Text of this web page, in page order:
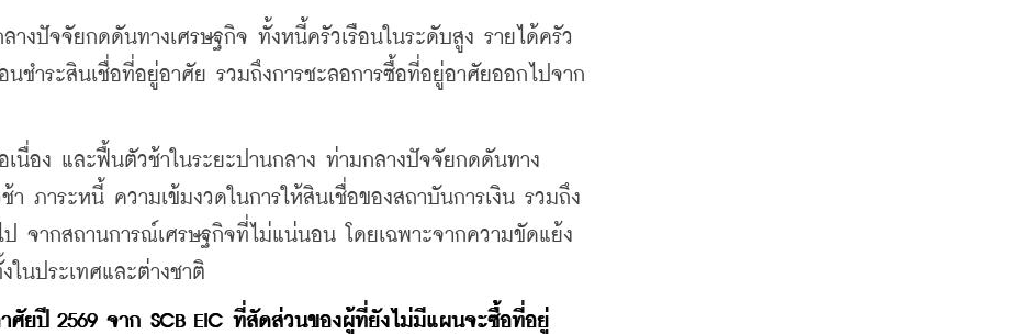
ปัจจัยกดดันทางเศรษฐกิจ ทั้งหนี้ครัวเรือนในระดับสูง รายได้ครัว
นชำระสินเชื่อที่อยู่อาศัย รวมถึงการชะลอการซื้อที่อยู่อาศัยออกไปจาก
ง และฟื้นตัวช้าในระยะปานกลาง ท่ามกลางปัจจัยกดดันทาง
ภาระหนี้ ความเข้มงวดในการให้สินเชื่อของสถาบันการเงิน รวมถึง
จากสถานการณ์เศรษฐกิจที่ไม่แน่นอน โดยเฉพาะจากความขัดแย้ง
ในประเทศและต่างชาติ
ศัยปี 2569 จาก SCB EIC ที่สัดส่วนของผู้ที่ยังไม่มีแผนจะซื้อที่อยู่